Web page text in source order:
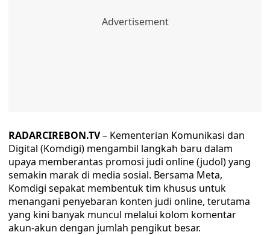
RADARCIREBON.TV– Kementerian Komunikasi dan
Digital (Komdigi) mengambil langkah baru dalam
upaya memberantas promosi judi online (judol) yang
semakin marak di media sosial. Bersama Meta,
Komdigi sepakat membentuk tim khusus untuk
menangani penyebaran konten judi online, terutama
yang kini banyak muncul melalui kolom komentar
akun-akun dengan jumlah pengikut besar.